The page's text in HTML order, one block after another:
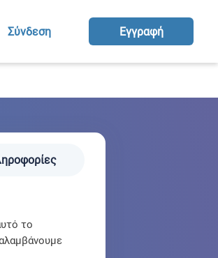
Σύνδεση Eγγραφή
το